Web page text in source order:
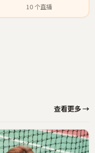
10 个直播
查看更多 →